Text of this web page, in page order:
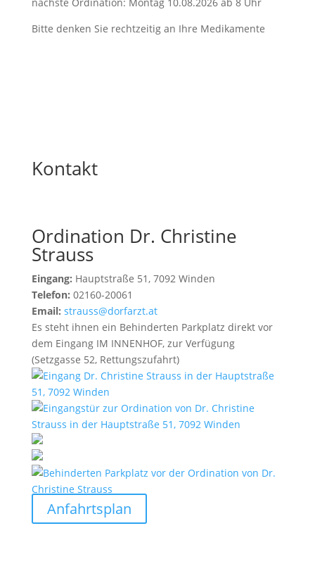
Bitte denken Sie rechtzeitig an Ihre Medikamente
Kontakt
Ordination Dr. Christine
Strauss
Eingang: Hauptstraße 51, 7092 Winden
Telefon: 02160-20061
Email: strauss@dorfarzt.at
Es steht ihnen ein Behinderten Parkplatz direkt vor
dem Eingang IM INNENHOF, zur Verfügung
(Setzgasse 52, Rettungszufahrt)
Anfahrtsplan